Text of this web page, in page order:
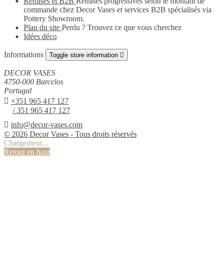
commande chez Decor Vases et services B2B spécialisés via
Pottery Showroom.
Plan du site Perdu ? Trouvez ce que vous cherchez
Idées déco
Informations Toggle store information 
DECOR VASES
4750-000 Barcelos
Portugal
 +351 965 417 127
/ 351 965 417 127
 info@decor-vases.com
© 2026 Decor Vases - Tous droits réservés
Chargement...
Retour en haut